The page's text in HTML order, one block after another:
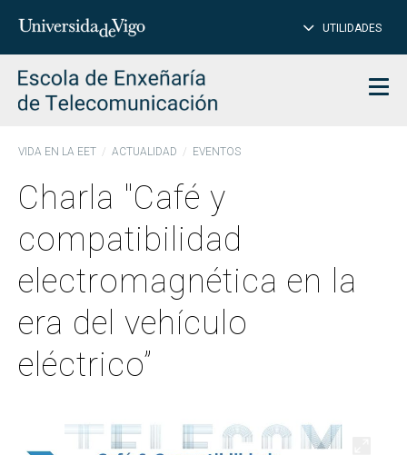
Insertar
para
buscar
UTILIDADES
VIDA EN LA EET ACTUALIDAD EVENTOS
Charla "Café y
compatibilidad
electromagnética en la
era del vehículo
eléctrico”